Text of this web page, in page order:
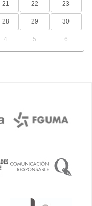
21 22 23
28 29 30
4 5 6